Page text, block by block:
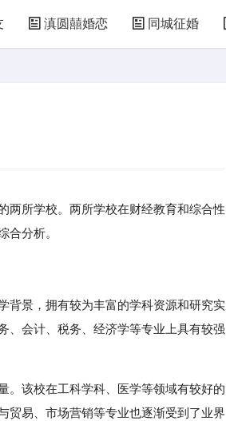
滇圆囍婚恋 同城征婚
两所学校。两所学校在财经教育和综合性
合分析。
背景，拥有较为丰富的学科资源和研究实
、会计、税务、经济学等专业上具有较强
。该校在工科学科、医学等领域有较好的
贸易、市场营销等专业也逐渐受到了业界